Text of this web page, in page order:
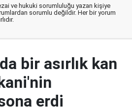
ve hukuki sorumluluğu yazan kişiye
sorumlu değildir. Her bir yorum
bir asırlık kan
erdi